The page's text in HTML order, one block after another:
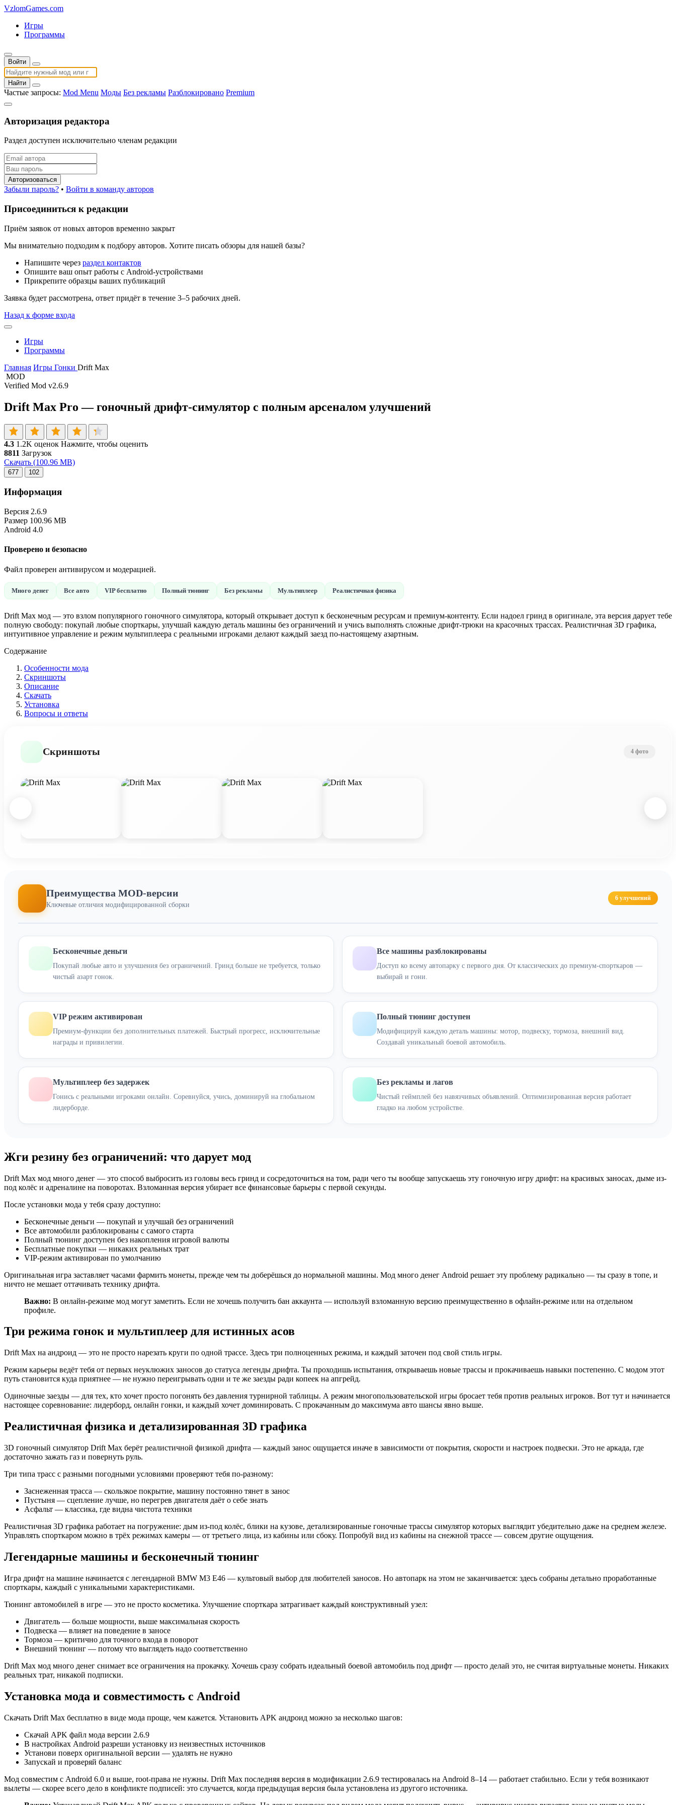
VzlomGames.com
Игры
Программы
Войти
Найти
Частые запросы: Mod Menu Моды Без рекламы Разблокировано Premium
Авторизация редактора
Раздел доступен исключительно членам редакции
Авторизоваться
Забыли пароль? • Войти в команду авторов
Присоединиться к редакции
Приём заявок от новых авторов временно закрыт
Мы внимательно подходим к подбору авторов. Хотите писать обзоры для нашей базы?
Напишите через раздел контактов
Опишите ваш опыт работы с Android-устройствами
Прикрепите образцы ваших публикаций
Заявка будет рассмотрена, ответ придёт в течение 3–5 рабочих дней.
Назад к форме входа
Игры
Программы
Главная Игры Гонки Drift Max
MOD
Verified Mod v2.6.9
Drift Max Pro — гоночный дрифт-симулятор с полным арсеналом улучшений
4.3 1.2K оценок Нажмите, чтобы оценить
8811 Загрузок
Скачать (100.96 MB)
677 102
Информация
Версия 2.6.9
Размер 100.96 MB
Android 4.0
Проверено и безопасно
Файл проверен антивирусом и модерацией.
Много денег Все авто VIP бесплатно Полный тюнинг Без рекламы Мультиплеер Реалистичная физика
Drift Max мод — это взлом популярного гоночного симулятора, который открывает доступ к бесконечным ресурсам и премиум-контенту. Если надоел гринд в оригинале, эта версия дарует тебе
полную свободу: покупай любые спорткары, улучшай каждую деталь машины без ограничений и учись выполнять сложные дрифт-трюки на красочных трассах. Реалистичная 3D графика,
интуитивное управление и режим мультиплеера с реальными игроками делают каждый заезд по-настоящему азартным.
Содержание
Особенности мода
Скриншоты
Описание
Скачать
Установка
Вопросы и ответы
Скриншоты 4 фото
Преимущества MOD-версии
Ключевые отличия модифицированной сборки
6 улучшений
Бесконечные деньги
Покупай любые авто и улучшения без ограничений. Гринд больше не требуется, только
чистый азарт гонок.
Все машины разблокированы
Доступ ко всему автопарку с первого дня. От классических до премиум-спорткаров —
выбирай и гони.
VIP режим активирован
Премиум-функции без дополнительных платежей. Быстрый прогресс, исключительные
награды и привилегии.
Полный тюнинг доступен
Модифицируй каждую деталь машины: мотор, подвеску, тормоза, внешний вид.
Создавай уникальный боевой автомобиль.
Мультиплеер без задержек
Гонись с реальными игроками онлайн. Соревнуйся, учись, доминируй на глобальном
лидерборде.
Без рекламы и лагов
Чистый геймплей без навязчивых объявлений. Оптимизированная версия работает
гладко на любом устройстве.
Жги резину без ограничений: что дарует мод
Drift Max мод много денег — это способ выбросить из головы весь гринд и сосредоточиться на том, ради чего ты вообще запускаешь эту гоночную игру дрифт: на красивых заносах, дыме из-
под колёс и адреналине на поворотах. Взломанная версия убирает все финансовые барьеры с первой секунды.
После установки мода у тебя сразу доступно:
Бесконечные деньги — покупай и улучшай без ограничений
Все автомобили разблокированы с самого старта
Полный тюнинг доступен без накопления игровой валюты
Бесплатные покупки — никаких реальных трат
VIP-режим активирован по умолчанию
Оригинальная игра заставляет часами фармить монеты, прежде чем ты доберёшься до нормальной машины. Мод много денег Android решает эту проблему радикально — ты сразу в топе, и
ничто не мешает оттачивать технику дрифта.
Важно: В онлайн-режиме мод могут заметить. Если не хочешь получить бан аккаунта — используй взломанную версию преимущественно в офлайн-режиме или на отдельном
профиле.
Три режима гонок и мультиплеер для истинных асов
Drift Max на андроид — это не просто нарезать круги по одной трассе. Здесь три полноценных режима, и каждый заточен под свой стиль игры.
Режим карьеры ведёт тебя от первых неуклюжих заносов до статуса легенды дрифта. Ты проходишь испытания, открываешь новые трассы и прокачиваешь навыки постепенно. С модом этот
путь становится куда приятнее — не нужно переигрывать одни и те же заезды ради копеек на апгрейд.
Одиночные заезды — для тех, кто хочет просто погонять без давления турнирной таблицы. А режим многопользовательской игры бросает тебя против реальных игроков. Вот тут и начинается
настоящее соревнование: лидерборд, онлайн гонки, и каждый хочет доминировать. С прокачанным до максимума авто шансы явно выше.
Реалистичная физика и детализированная 3D графика
3D гоночный симулятор Drift Max берёт реалистичной физикой дрифта — каждый занос ощущается иначе в зависимости от покрытия, скорости и настроек подвески. Это не аркада, где
достаточно зажать газ и повернуть руль.
Три типа трасс с разными погодными условиями проверяют тебя по-разному:
Заснеженная трасса — скользкое покрытие, машину постоянно тянет в занос
Пустыня — сцепление лучше, но перегрев двигателя даёт о себе знать
Асфальт — классика, где видна чистота техники
Реалистичная 3D графика работает на погружение: дым из-под колёс, блики на кузове, детализированные гоночные трассы симулятор которых выглядит убедительно даже на среднем железе.
Управлять спорткаром можно в трёх режимах камеры — от третьего лица, из кабины или сбоку. Попробуй вид из кабины на снежной трассе — совсем другие ощущения.
Легендарные машины и бесконечный тюнинг
Игра дрифт на машине начинается с легендарной BMW M3 E46 — культовый выбор для любителей заносов. Но автопарк на этом не заканчивается: здесь собраны детально проработанные
спорткары, каждый с уникальными характеристиками.
Тюнинг автомобилей в игре — это не просто косметика. Улучшение спорткара затрагивает каждый конструктивный узел:
Двигатель — больше мощности, выше максимальная скорость
Подвеска — влияет на поведение в заносе
Тормоза — критично для точного входа в поворот
Внешний тюнинг — потому что выглядеть надо соответственно
Drift Max мод много денег снимает все ограничения на прокачку. Хочешь сразу собрать идеальный боевой автомобиль под дрифт — просто делай это, не считая виртуальные монеты. Никаких
реальных трат, никакой подписки.
Установка мода и совместимость с Android
Скачать Drift Max бесплатно в виде мода проще, чем кажется. Установить APK андроид можно за несколько шагов:
Скачай APK файл мода версии 2.6.9
В настройках Android разреши установку из неизвестных источников
Установи поверх оригинальной версии — удалять не нужно
Запускай и проверяй баланс
Мод совместим с Android 6.0 и выше, root-права не нужны. Drift Max последняя версия в модификации 2.6.9 тестировалась на Android 8–14 — работает стабильно. Если у тебя возникают
вылеты — скорее всего дело в конфликте подписей: это случается, когда предыдущая версия была установлена из другого источника.